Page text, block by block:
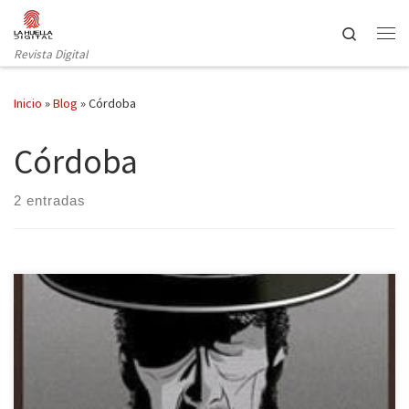
Saltar al contenido
Revista Digital
Search
Inicio »Blog »Córdoba
Córdoba
2 entradas
José Domínguez Muñoz, más conocido como «El Cabrero»,
siempre me pareció un personaje de un spaghetti-western de
Sergio Leone. Ataviado de negro riguroso, con el pañuelo al
pescuezo, el sombrero de cowboy y las botas camperas llenas de